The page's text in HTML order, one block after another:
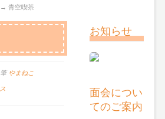
→青空喫茶
やまねこ
お知らせ
面会につい
てのご案内